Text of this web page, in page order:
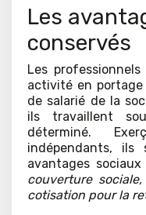
Les
conservés
Les
activité en
de salarié de la
ils travaillent
déterminé.
indépendants,
avantages
couverture
cotisation pour la